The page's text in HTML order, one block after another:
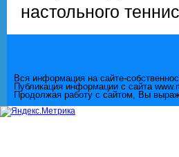
настольного
Вся информация на сайте-
Публикация информации с сайта
Продолжая работу с сайтом, Вы